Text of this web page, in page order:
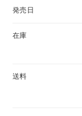
発売日
在庫
送料